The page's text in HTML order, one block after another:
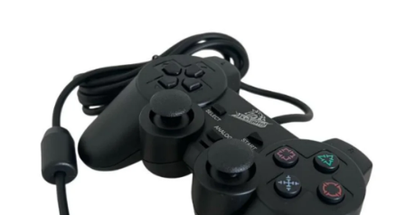
Ativar tradutor em libras